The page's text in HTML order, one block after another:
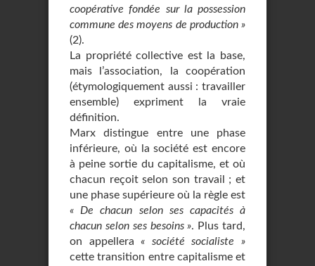
coopérative fondée sur la possession
commune des moyens de production »
(2).
La propriété collective est la base,
mais l’association, la coopération
(étymologiquement aussi : travailler
ensemble) expriment la vraie
définition.
Marx distingue entre une phase
inférieure, où la société est encore
à peine sortie du capitalisme, et où
chacun reçoit selon son travail ; et
une phase supérieure où la règle est
« De chacun selon ses capacités à
chacun selon ses besoins ». Plus tard,
on appellera« société socialiste »
cette transition entre capitalisme et